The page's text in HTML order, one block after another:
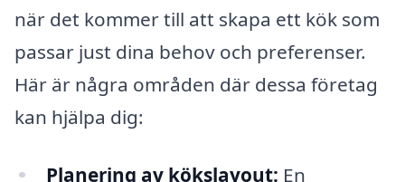
när det kommer till att skapa ett kök som
passar just dina behov och preferenser.
Här är några områden där dessa företag
kan hjälpa dig:
Planering av kökslayout: En